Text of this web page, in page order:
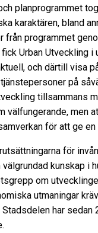
planprogrammet
karaktären, bland
programmet
Urban Utveckling
och därtill visa
på
men
för att ge
för
kunskap
om
utmaningar
har